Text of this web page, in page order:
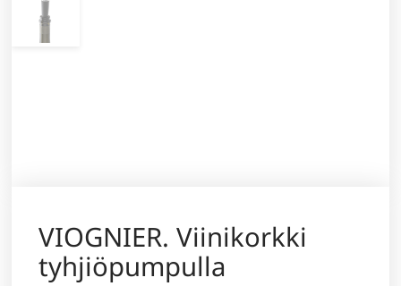
VIOGNIER. Viinikorkki
tyhjiöpumpulla